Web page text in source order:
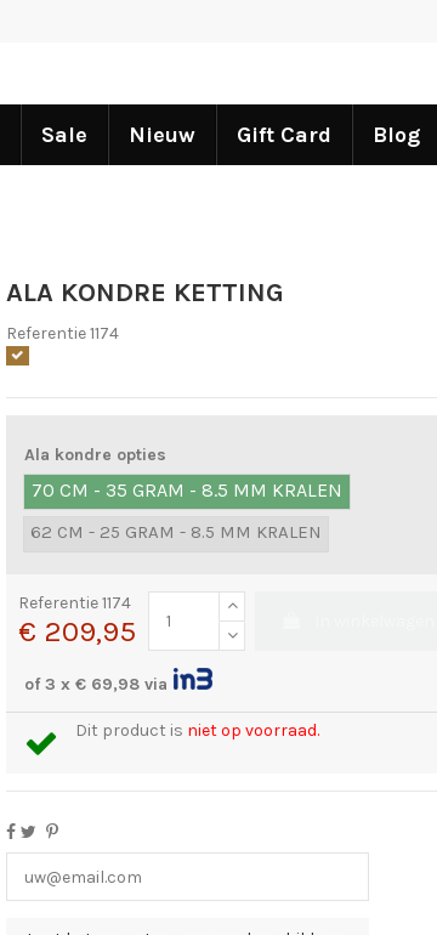
Sale Nieuw Gift Card Blog
ALA KONDRE KETTING
Referentie1174
Ala kondre opties
70 CM - 35 GRAM - 8.5 MM KRALEN
62 CM - 25 GRAM - 8.5 MM KRALEN
Referentie 1174
€ 209,95
of 3 x € 69,98 via
Dit product is niet op voorraad.